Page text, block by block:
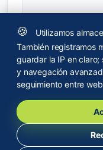
He leído y acepto
🍪
Utilizamos
También registramos
guardar la IP en claro;
y navegación
seguimiento entre